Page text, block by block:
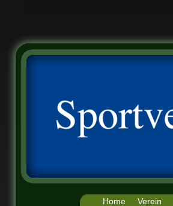
Home Verein